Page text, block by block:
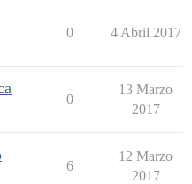
0 4 Abril 2017
0
13 Marzo
2017
6
12 Marzo
2017